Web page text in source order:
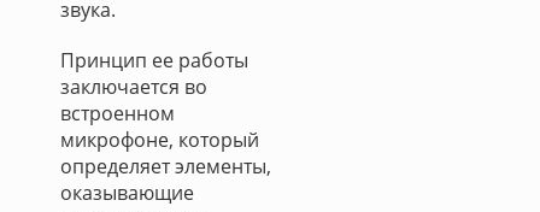
звука.
Принцип ее работы
заключается во
встроенном
микрофоне, который
определяет элементы,
оказывающие